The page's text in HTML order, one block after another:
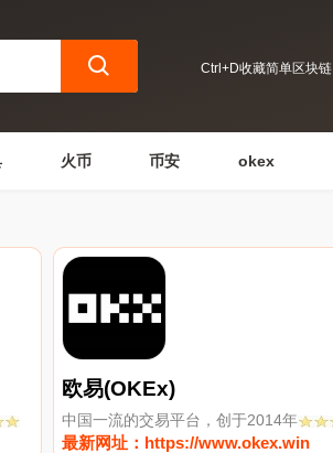
Ctrl+D收藏简单区块链
火币 币安 okex
欧易(OKEx)
中国一流的交易平台，创于2014年
最新网址：https://www.okex.win